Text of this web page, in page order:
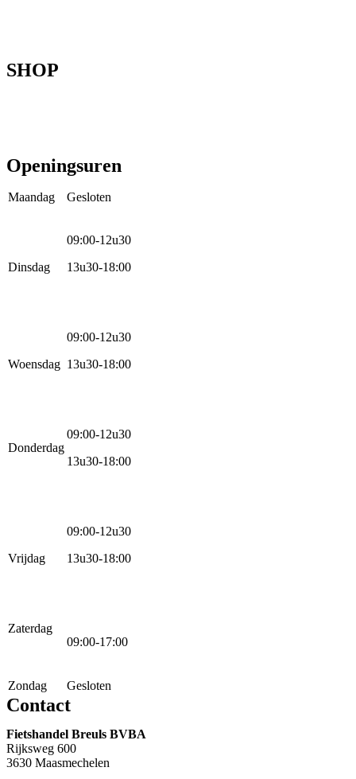
SHOP
Openingsuren
Maandag Gesloten
Dinsdag
09:00-12u30
13u30-18:00
Woensdag
09:00-12u30
13u30-18:00
Donderdag
09:00-12u30
13u30-18:00
Vrijdag
09:00-12u30
13u30-18:00
Zaterdag
09:00-17:00
Zondag Gesloten
Contact
Fietshandel Breuls BVBA
Rijksweg 600
3630 Maasmechelen